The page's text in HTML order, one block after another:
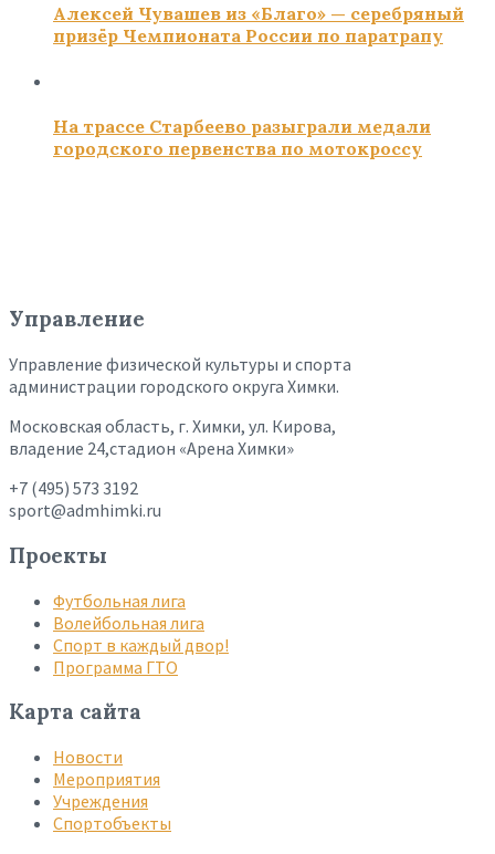
Алексей Чувашев из «Благо» — серебряный
призёр Чемпионата России по паратрапу
На трассе Старбеево разыграли медали
городского первенства по мотокроссу
Управление
Управление физической культуры и спорта
администрации городского округа Химки.
Московская область, г. Химки, ул. Кирова,
владение 24,стадион «Арена Химки»
+7 (495) 573 3192
sport@admhimki.ru
Проекты
Футбольная лига
Волейбольная лига
Спорт в каждый двор!
Программа ГТО
Карта сайта
Новости
Мероприятия
Учреждения
Спортобъекты